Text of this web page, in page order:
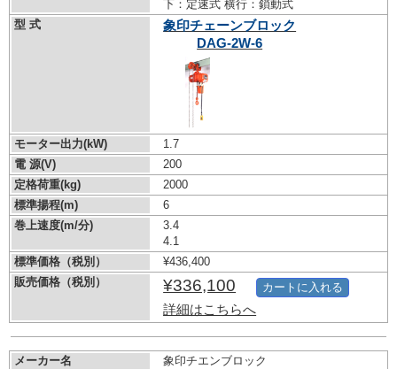
下：定速式 横行：鎖動式
型 式
象印チェーンブロック
DAG-2W-6
モーター出力(kW)
1.7
電 源(V)
200
定格荷重(kg)
2000
標準揚程(m)
6
巻上速度(m/分)
3.4
4.1
標準価格（税別）
¥436,400
販売価格（税別）
¥336,100
詳細はこちらへ
カートに入れる
メーカー名
象印チエンブロック